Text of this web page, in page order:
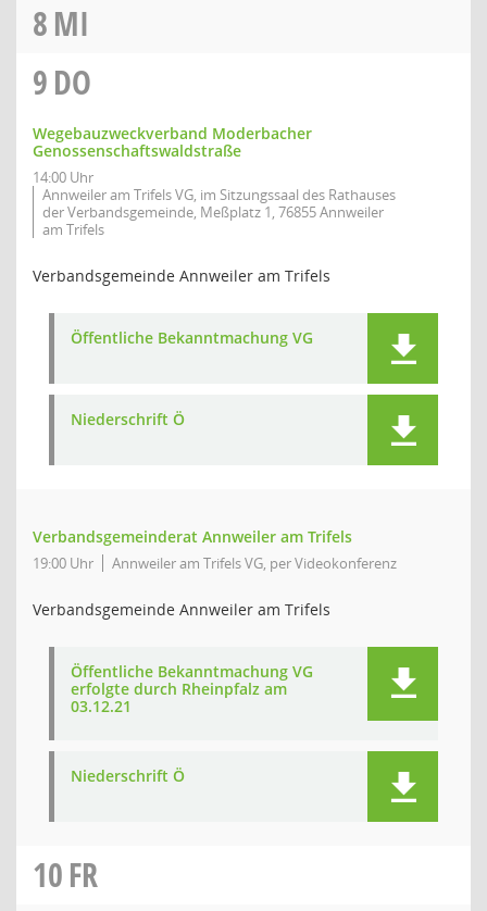
8MI
9DO
Wegebauzweckverband Moderbacher
Genossenschaftswaldstraße
14:00 Uhr
Annweiler am Trifels VG, im Sitzungssaal des Rathauses
der Verbandsgemeinde, Meßplatz 1, 76855 Annweiler
am Trifels
Verbandsgemeinde Annweiler am Trifels
Öffentliche Bekanntmachung VG
Niederschrift Ö
Verbandsgemeinderat Annweiler am Trifels
19:00 Uhr Annweiler am Trifels VG, per Videokonferenz
Verbandsgemeinde Annweiler am Trifels
Öffentliche Bekanntmachung VG
erfolgte durch Rheinpfalz am
03.12.21
Niederschrift Ö
10FR